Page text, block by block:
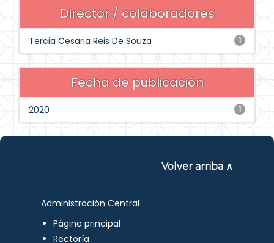
Director / colaboradores
1
Tercia Cesaria Reis De Souza
Fecha de publicación
1
2020
Volver arriba ∧
Administración Central
Página principal
Rectoría